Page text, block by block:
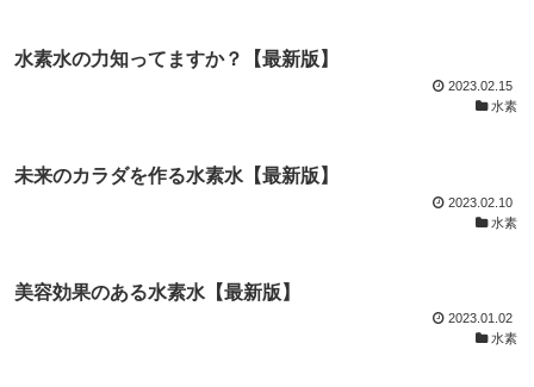
水素水の力知ってますか？【最新版】
2023.02.15
水素
未来のカラダを作る水素水【最新版】
2023.02.10
水素
美容効果のある水素水【最新版】
2023.01.02
水素